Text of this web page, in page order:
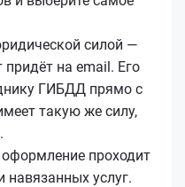
силой —
на email. Его
ГИБДД прямо с
такую же силу,
проходит
навязанных услуг.